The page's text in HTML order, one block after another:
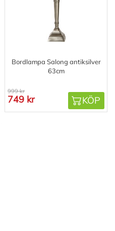
Bordlampa Salong antiksilver
63cm
999 kr
749 kr KÖP